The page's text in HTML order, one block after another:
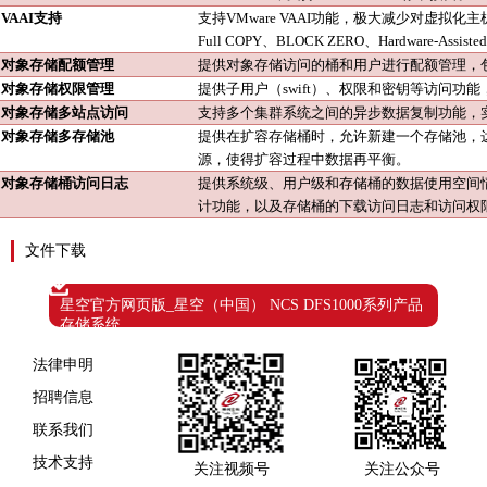
VAAI支持
支持VMware VAAI功能，极大减少对虚拟化
Full COPY、BLOCK ZERO、Hardware-
对象存储配额管理
提供对象存储访问的桶和用户进行配额管理
对象存储权限管理
提供子用户（swift）、权限和密钥等访问功
对象存储多站点访问
支持多个集群系统之间的异步数据复制功能
对象存储多存储池
提供在扩容存储桶时，允许新建一个存储池
源，使得扩容过程中数据再平衡。
对象存储桶访问日志
提供系统级、用户级和存储桶的数据使用空
计功能，以及存储桶的下载访问日志和访问权
文件下载
星空官方网页版_星空（中国） NCS DFS1000系列产品
存储系统
法律申明
招聘信息
联系我们
技术支持
关注视频号 关注公众号